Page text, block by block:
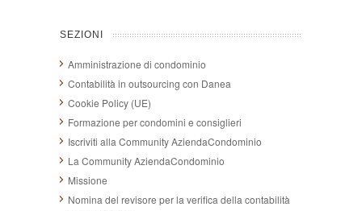
SEZIONI
Amministrazione di condominio
Contabilità in outsourcing con Danea
Cookie Policy (UE)
Formazione per condomini e consiglieri
Iscriviti alla Community AziendaCondominio
La Community AziendaCondominio
Missione
Nomina del revisore per la verifica della contabilità